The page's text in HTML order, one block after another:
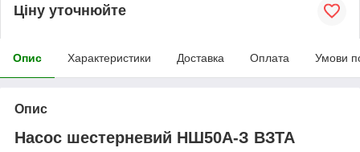
Ціну уточнюйте
Опис Характеристики Доставка Оплата Умови
Опис
Насос шестерневий НШ50А-З ВЗТА